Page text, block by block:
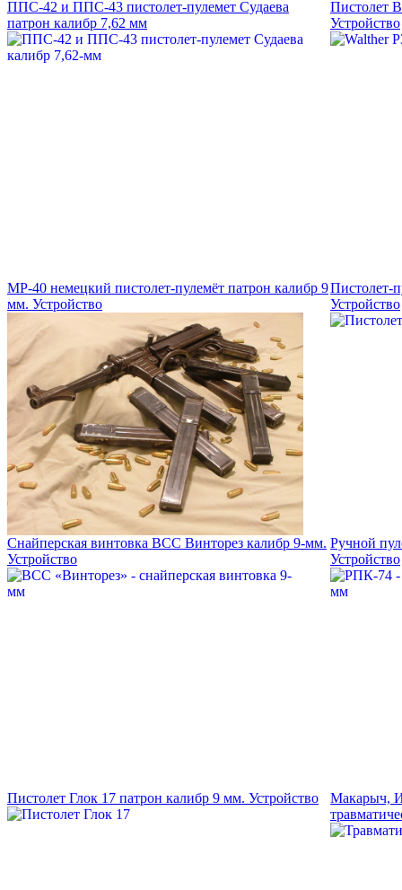
ППС-42 и ППС-43 пистолет-пулемет Судаева
патрон калибр 7,62 мм
Пистолет
Устройство
MP-40 немецкий пистолет-пулемёт патрон калибр 9
мм. Устройство
Пистолет-
Устройство
Снайперская винтовка ВСС Винторез калибр 9-мм.
Устройство
Ручной
Устройство
Пистолет Глок 17 патрон калибр 9 мм. Устройство
Макарыч,